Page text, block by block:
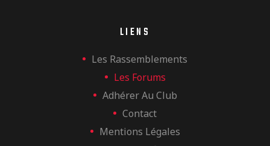
LIENS
Les Rassemblements
Les Forums
Adhérer Au Club
Contact
Mentions Légales